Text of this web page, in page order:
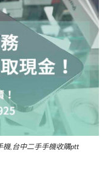
機,台中二手手機收購ptt